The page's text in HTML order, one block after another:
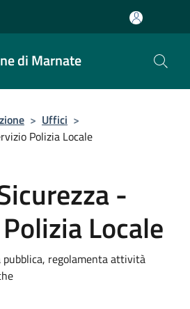
di Marnate
> Uffici >
Polizia Locale
-
Locale
pubblica, regolamenta attività